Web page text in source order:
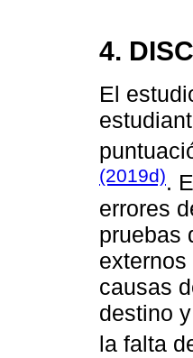
4.
El
(2019d).
errores
pruebas
causas
destino
la falta